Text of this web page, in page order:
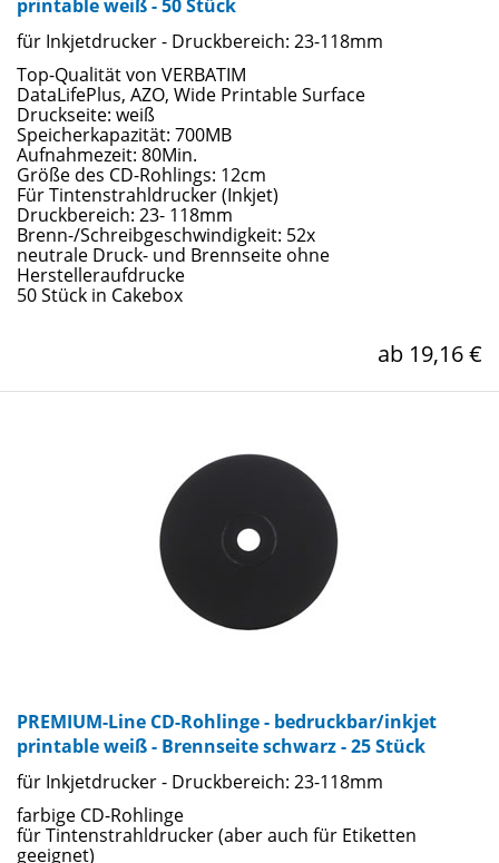
printable weiß - 50 Stück
für Inkjetdrucker - Druckbereich: 23-118mm
Top-Qualität von VERBATIM
DataLifePlus, AZO, Wide Printable Surface
Druckseite: weiß
Speicherkapazität: 700MB
Aufnahmezeit: 80Min.
Größe des CD-Rohlings: 12cm
Für Tintenstrahldrucker (Inkjet)
Druckbereich: 23- 118mm
Brenn-/Schreibgeschwindigkeit: 52x
neutrale Druck- und Brennseite ohne
Herstelleraufdrucke
50 Stück in Cakebox
ab 19,16 €
PREMIUM-Line CD-Rohlinge - bedruckbar/inkjet
printable weiß - Brennseite schwarz - 25 Stück
für Inkjetdrucker - Druckbereich: 23-118mm
farbige CD-Rohlinge
für Tintenstrahldrucker (aber auch für Etiketten
geeignet)